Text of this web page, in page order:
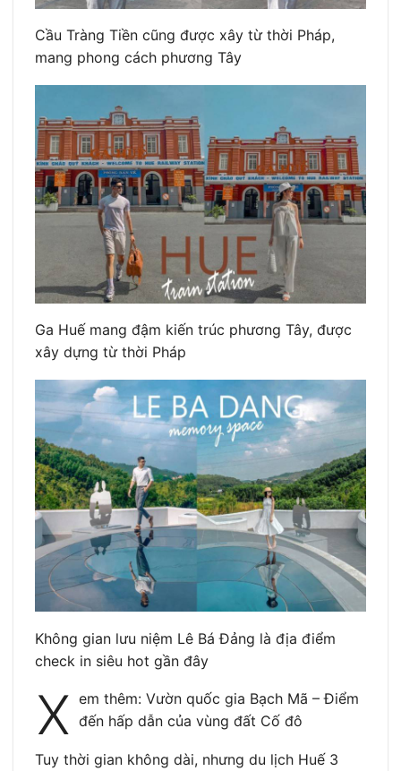
Cầu Tràng Tiền cũng được xây từ thời Pháp,
mang phong cách phương Tây
Ga Huế mang đậm kiến trúc phương Tây, được
xây dựng từ thời Pháp
Không gian lưu niệm Lê Bá Đảng là địa điểm
check in siêu hot gần đây
X em thêm: Vườn quốc gia Bạch Mã – Điểm
đến hấp dẫn của vùng đất Cố đô
Tuy thời gian không dài, nhưng du lịch Huế 3